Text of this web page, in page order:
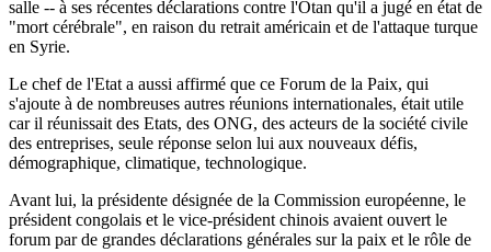
salle -- à ses récentes déclarations contre l'Otan qu'il a jugé en état de
"mort cérébrale", en raison du retrait américain et de l'attaque turque
en Syrie.
Le chef de l'Etat a aussi affirmé que ce Forum de la Paix, qui
s'ajoute à de nombreuses autres réunions internationales, était utile
car il réunissait des Etats, des ONG, des acteurs de la société civile
des entreprises, seule réponse selon lui aux nouveaux défis,
démographique, climatique, technologique.
Avant lui, la présidente désignée de la Commission européenne, le
président congolais et le vice-président chinois avaient ouvert le
forum par de grandes déclarations générales sur la paix et le rôle de